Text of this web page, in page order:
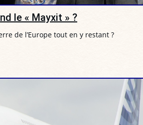
le « Mayxit » ?
de l’Europe tout en y restant ?